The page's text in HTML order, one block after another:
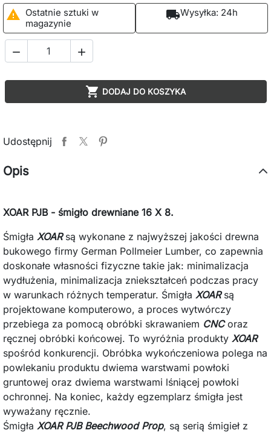

Ostatnie sztuki w
magazynie
local_shippingWysyłka: 24h
 
 DODAJ DO KOSZYKA
Udostępnij
Opis
XOAR PJB - śmigło drewniane 16 X 8.
Śmigła XOARsą wykonane z najwyższej jakości drewna
bukowego firmy German Pollmeier Lumber, co zapewnia
doskonałe własności fizyczne takie jak: minimalizacja
wydłużenia, minimalizacja zniekształceń podczas pracy
w warunkach różnych temperatur. Śmigła XOARsą
projektowane komputerowo, a proces wytwórczy
przebiega za pomocą obróbki skrawaniem CNCoraz
ręcznej obróbki końcowej. To wyróżnia produkty XOAR
spośród konkurencji. Obróbka wykończeniowa polega na
powlekaniu produktu dwiema warstwami powłoki
gruntowej oraz dwiema warstwami lśniącej powłoki
ochronnej. Na koniec, każdy egzemplarz śmigła jest
wyważany ręcznie.
Śmigła XOAR PJB Beechwood Prop, są serią śmigieł z